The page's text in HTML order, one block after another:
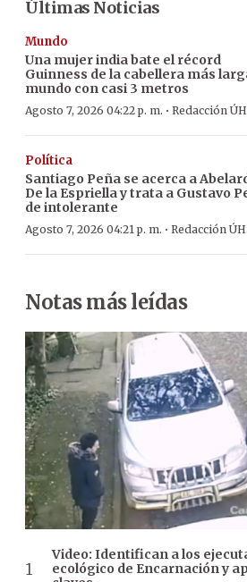
Últimas Noticias
Mundo
Una mujer india bate el récord
Guinness de la cabellera más
mundo con casi 3 metros
Agosto 7, 2026 04:22 p. m. · Redacción ÚH
Política
Santiago Peña se acerca a
De la Espriella y trata a Gustavo
de intolerante
Agosto 7, 2026 04:21 p. m. · Redacción ÚH
Notas más leídas
Video: Identifican a los
ecológico de Encarnación y